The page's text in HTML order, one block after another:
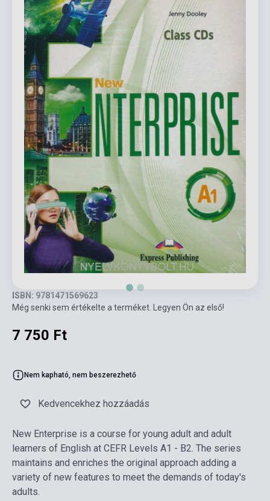
ISBN: 9781471569623
Még senki sem értékelte a terméket. Legyen Ön az első!
7 750 Ft
Nem kapható, nem beszerezhető
Kedvencekhez hozzáadás
New Enterprise is a course for young adult and adult
learners of English at CEFR Levels A1 - B2. The series
maintains and enriches the original approach adding a
variety of new features to meet the demands of today's
adults.